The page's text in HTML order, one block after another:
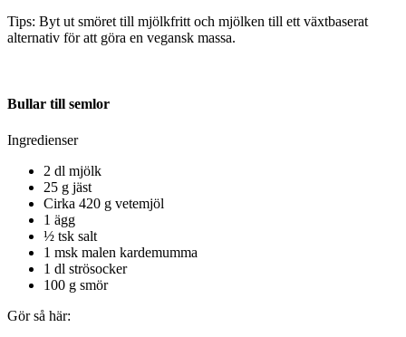
Tips: Byt ut smöret till mjölkfritt och mjölken till ett växtbaserat
alternativ för att göra en vegansk massa.
Bullar till semlor
Ingredienser
2 dl mjölk
25 g jäst
Cirka 420 g vetemjöl
1 ägg
½ tsk salt
1 msk malen kardemumma
1 dl strösocker
100 g smör
Gör så här: